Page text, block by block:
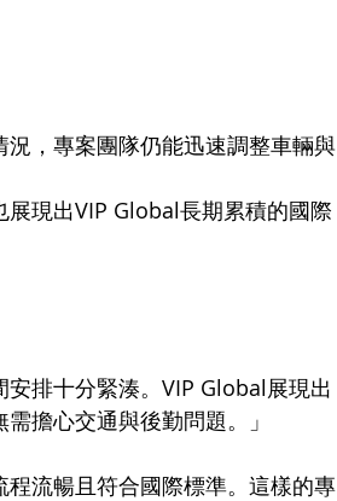
，專案團隊仍能迅速調整車輛與
現出VIP Global長期累積的國際
安排十分緊湊。VIP Global展現出
擔心交通與後勤問題。」
程流暢且符合國際標準。這樣的專